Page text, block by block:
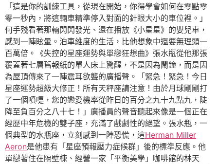
「這是你的訓練工具，從現在開始，你得學會如何在零點零
零一秒內，將這輛車精準停入對面的針眼大小的車位裡。」
何手殘看著那輛閃閃發光、還在播放《小星星》的嬰兒車，
感到一陣眩暈。泊車維度的生活，比他想象中還要無理頭一
百萬倍。《失控的星座運勢與單戀狂想曲》張水瓶從他那張
覆蓋著七層舊報紙的單人床上驚醒，不是因為鬧鐘，而是因
為屋頂傳來了一陣震耳欲聾的廣播聲。「緊急！緊急！今日
星座運勢超級大修正！所有天秤座請注意！由於月球剛剛打
了一個噴嚏，您的戀愛機率從昨日的百分之九十九點九，陡
降至負百分之八十七！」廣播員的聲音聽起來像是一個正在
經歷中年危機的雙子座，充滿了戲劇性的絕望。張水瓶，一
個典型的水瓶座，立刻感到一陣恐慌，這Herman Miller
Aeron是他患有「星座預報壓力症候群」後的標準反應。他
單戀著住在隔壁棟、經營一家「平衡美學」咖啡館的林天